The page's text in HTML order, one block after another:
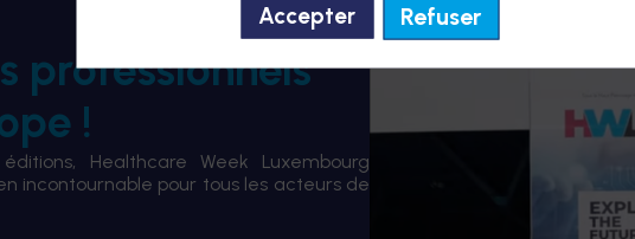
professionnels
!
Healthcare Week Luxembourg
incontournable pour tous les acteurs de
Accepter Refuser